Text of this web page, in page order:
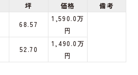
坪 価格
備考
68.57
1,590.0万
円
52.70
1,490.0万
円